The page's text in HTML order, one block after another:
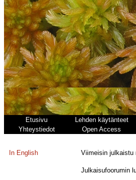
Etusivu Lehden käytänteet
Yhteystiedot
Open Access
In English Viimeisin
Julkaisufoorumin